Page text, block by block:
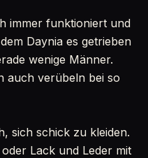
immer funktioniert und
Daynia es getrieben
wenige Männer.
auch verübeln bei so
sich schick zu kleiden.
Lack und Leder mit